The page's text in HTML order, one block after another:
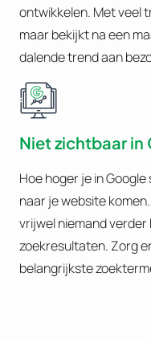
ontwikkelen. Met veel
maar bekijkt na een
dalende trend aan
Niet zichtbaar in
Hoe hoger je in
naar je website
vrijwel niemand
zoekresultaten. Zorg
belangrijkste